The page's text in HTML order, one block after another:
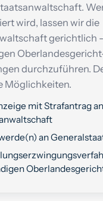
wird, lassen wir die
gerichtlich
durchzuführen.
Möglichkeiten.
mit Strafantrag an
an